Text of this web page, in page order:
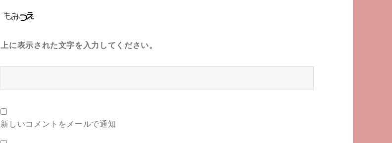
上に表示された文字を入力してください。
新しいコメントをメールで通知